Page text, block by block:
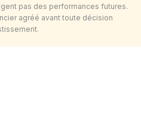
pas des performances futures.
agréé avant toute décision